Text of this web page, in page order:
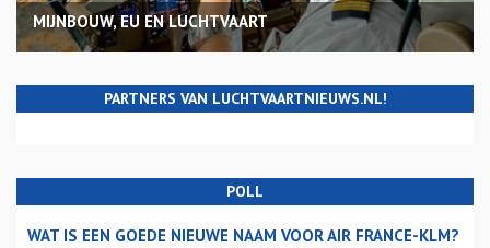
MIJNBOUW, EU EN LUCHTVAART
PARTNERS VAN LUCHTVAARTNIEUWS.NL!
POLL
WAT IS EEN GOEDE NIEUWE NAAM VOOR AIR FRANCE-KLM?